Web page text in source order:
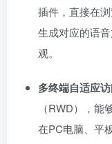
插件，直接在
生成对应的语
观。
多终端自适应
（RWD），
在PC电脑、平